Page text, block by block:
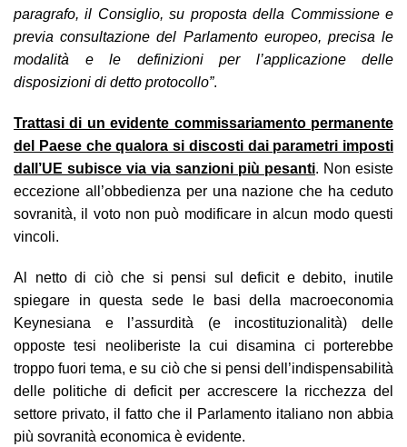
paragrafo, il Consiglio, su proposta della Commissione e
previa consultazione del Parlamento europeo, precisa le
modalità e le definizioni per l’applicazione delle
disposizioni di detto protocollo”.
Trattasi di un evidente commissariamento permanente
del Paese che qualora si discosti dai parametri imposti
dall’UE subisce via via sanzioni più pesanti. Non esiste
eccezione all’obbedienza per una nazione che ha ceduto
sovranità, il voto non può modificare in alcun modo questi
vincoli.
Al netto di ciò che si pensi sul deficit e debito, inutile
spiegare in questa sede le basi della macroeconomia
Keynesiana e l’assurdità (e incostituzionalità) delle
opposte tesi neoliberiste la cui disamina ci porterebbe
troppo fuori tema, e su ciò che si pensi dell’indispensabilità
delle politiche di deficit per accrescere la ricchezza del
settore privato, il fatto che il Parlamento italiano non abbia
più sovranità economica è evidente.